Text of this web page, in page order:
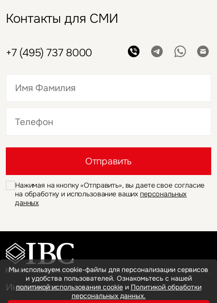
Контакты для СМИ
+7 (495) 737 8000
Отправить
Нажимая на кнопку «Отправить», вы даете свое согласие
на обработку и использование ваших персональных
данных
Инвестиции
Мы используем cookie-файлы для персонализации сервисов
и удобства пользователей. Ознакомьтесь с нашей
политикой использования cookieи Политикой обработки
персональных данных.